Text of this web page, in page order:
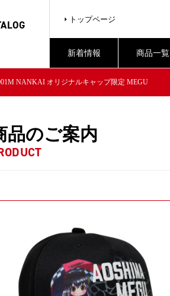
トップページ
新着情報 商品一覧
NANKAI オリジナルキャップ限定 MEGU
品のご案内